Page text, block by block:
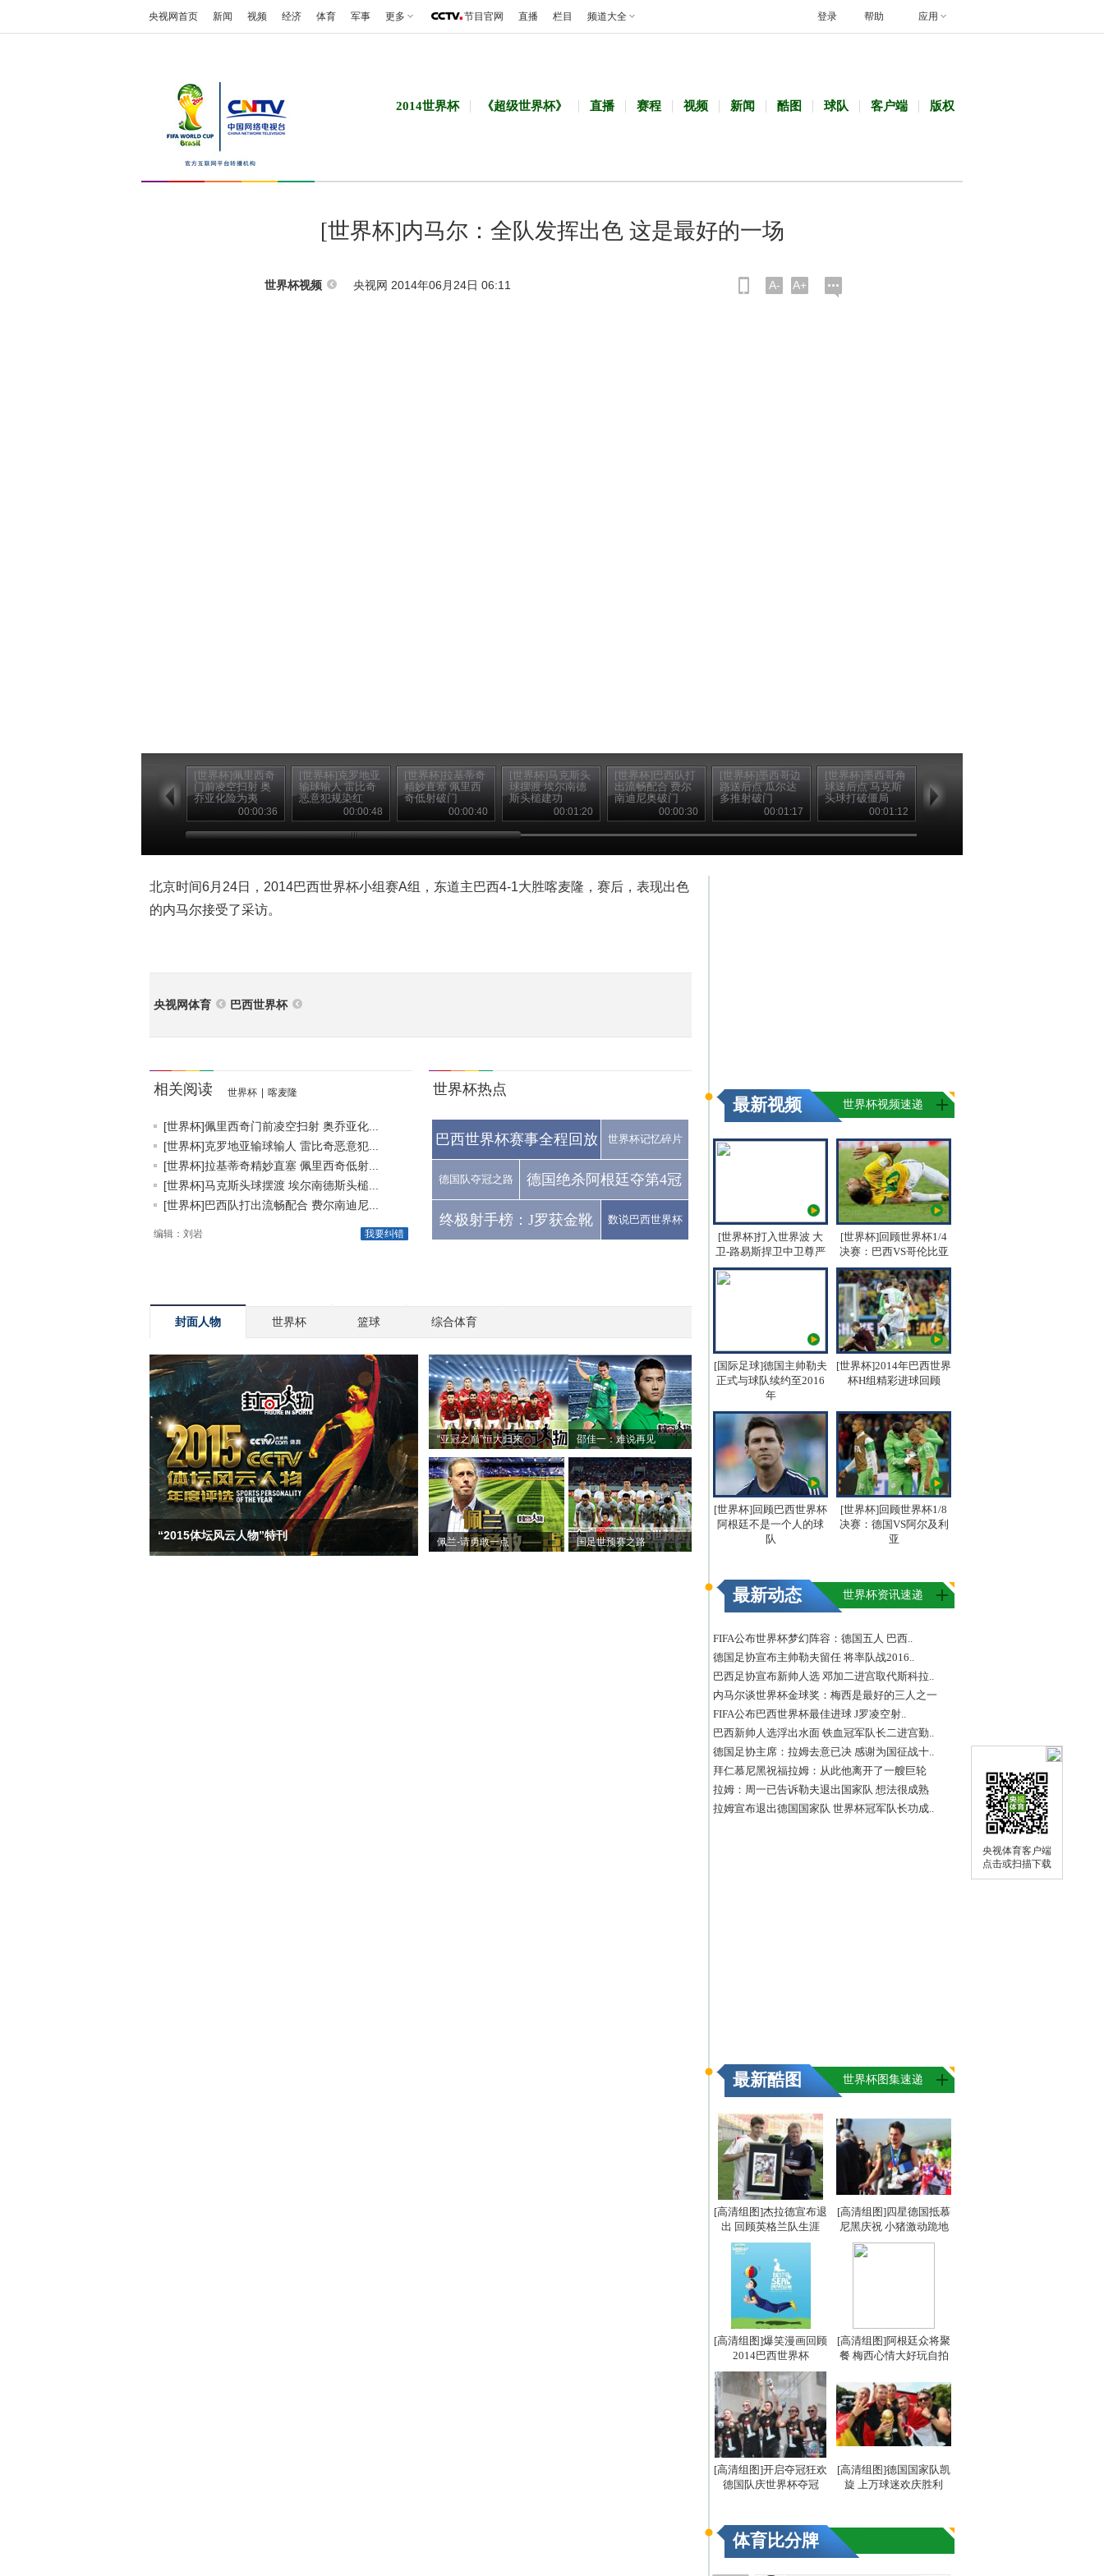
央视体育客户端
点击或扫描下载
央视网首页 新闻 视频 经济 体育 军事 更多 节目官网 直播 栏目 频道大全 帮助 应用
登录
2014世界杯 《超级世界杯》 直播 赛程 视频 新闻 酷图 球队 客户端 版权
[世界杯]内马尔：全队发挥出色 这是最好的一场
世界杯视频 央视网 2014年06月24日 06:11 A- A+
[世界杯]佩里西奇
门前凌空扫射 奥
乔亚化险为夷
00:00:36
[世界杯]克罗地亚
输球输人 雷比奇
恶意犯规染红
00:00:48
[世界杯]拉基蒂奇
精妙直塞 佩里西
奇低射破门
00:00:40
[世界杯]马克斯头
球摆渡 埃尔南德
斯头槌建功
00:01:20
[世界杯]巴西队打
出流畅配合 费尔
南迪尼奥破门
00:00:30
[世界杯]墨西哥边
路送后点 瓜尔达
多推射破门
00:01:17
[世界杯]墨西哥角
球送后点 马克斯
头球打破僵局
00:01:12
传后点 瓜尔达多
打门被封堵
北京时间6月24日，2014巴西世界杯小组赛A组，东道主巴西4-1大胜喀麦隆，赛后，表现出色
的内马尔接受了采访。
央视网体育 巴西世界杯
相关阅读 世界杯 喀麦隆
[世界杯]佩里西奇门前凌空扫射 奥乔亚化...
[世界杯]克罗地亚输球输人 雷比奇恶意犯...
[世界杯]拉基蒂奇精妙直塞 佩里西奇低射...
[世界杯]马克斯头球摆渡 埃尔南德斯头槌...
[世界杯]巴西队打出流畅配合 费尔南迪尼...
我要纠错
编辑：刘岩
世界杯热点
巴西世界杯赛事全程回放 世界杯记忆碎片
德国队夺冠之路 德国绝杀阿根廷夺第4冠
终极射手榜：J罗获金靴 数说巴西世界杯
封面人物 世界杯 篮球 综合体育
“2015体坛风云人物”特刊
“亚冠之巅”恒大归来 邵佳一：难说再见
佩兰-请勇敢一点 国足世预赛之路
最新视频 世界杯视频速递
[世界杯]打入世界波 大
卫-路易斯捍卫中卫尊严
[世界杯]回顾世界杯1/4
决赛：巴西VS哥伦比亚
[国际足球]德国主帅勒夫
正式与球队续约至2016
年
[世界杯]2014年巴西世界
杯H组精彩进球回顾
[世界杯]回顾巴西世界杯
阿根廷不是一个人的球
队
[世界杯]回顾世界杯1/8
决赛：德国VS阿尔及利
亚
最新动态 世界杯资讯速递
FIFA公布世界杯梦幻阵容：德国五人 巴西..
德国足协宣布主帅勒夫留任 将率队战2016..
巴西足协宣布新帅人选 邓加二进宫取代斯科拉..
内马尔谈世界杯金球奖：梅西是最好的三人之一
FIFA公布巴西世界杯最佳进球 J罗凌空射..
巴西新帅人选浮出水面 铁血冠军队长二进宫勤..
德国足协主席：拉姆去意已决 感谢为国征战十..
拜仁慕尼黑祝福拉姆：从此他离开了一艘巨轮
拉姆：周一已告诉勒夫退出国家队 想法很成熟
拉姆宣布退出德国国家队 世界杯冠军队长功成..
最新酷图 世界杯图集速递
[高清组图]杰拉德宣布退
出 回顾英格兰队生涯
[高清组图]四星德国抵慕
尼黑庆祝 小猪激动跪地
[高清组图]爆笑漫画回顾
2014巴西世界杯
[高清组图]阿根廷众将聚
餐 梅西心情大好玩自拍
[高清组图]开启夺冠狂欢
德国队庆世界杯夺冠
[高清组图]德国国家队凯
旋 上万球迷欢庆胜利
体育比分牌